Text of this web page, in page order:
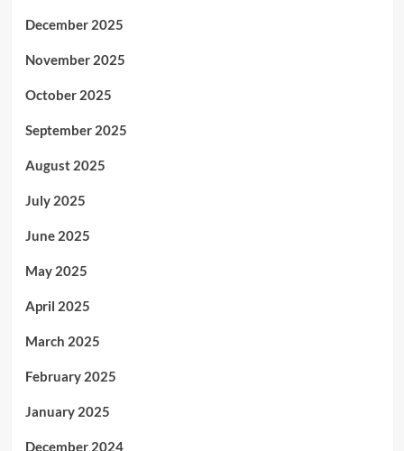
December 2025
November 2025
October 2025
September 2025
August 2025
July 2025
June 2025
May 2025
April 2025
March 2025
February 2025
January 2025
December 2024